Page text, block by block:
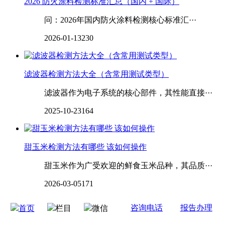
问：2026年国内防火涂料检测核心标准汇···
2026-01-13230
滤波器检测方法大全（含常用测试类型）
滤波器作为电子系统的核心部件，其性能直接···
2025-10-23164
甜玉米检测方法有哪些 该如何操作
甜玉米作为广受欢迎的鲜食玉米品种，其品质···
2026-03-05171
首页 栏目 微信 咨询电话 报告办理